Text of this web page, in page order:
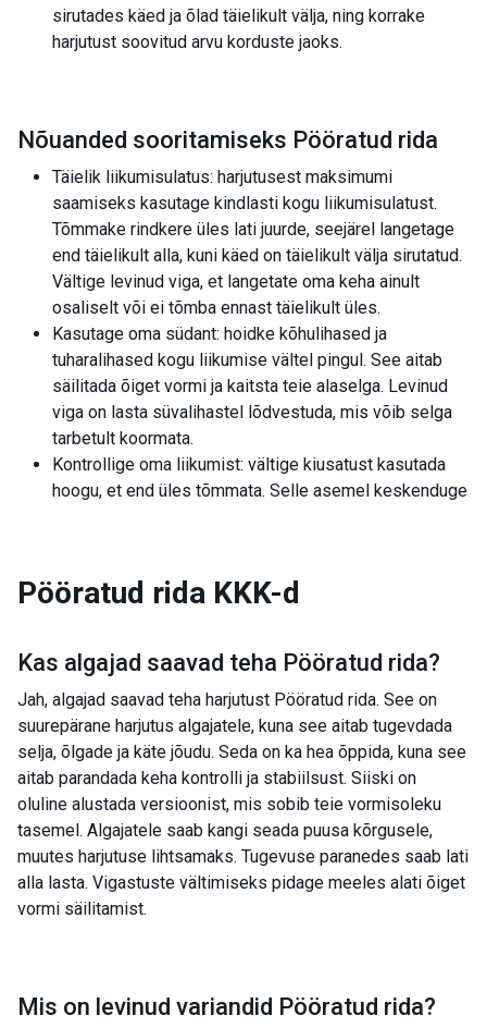
sirutades käed ja õlad täielikult välja, ning korrake
harjutust soovitud arvu korduste jaoks.
Nõuanded sooritamiseks Pööratud rida
Täielik liikumisulatus: harjutusest maksimumi
saamiseks kasutage kindlasti kogu liikumisulatust.
Tõmmake rindkere üles lati juurde, seejärel langetage
end täielikult alla, kuni käed on täielikult välja sirutatud.
Vältige levinud viga, et langetate oma keha ainult
osaliselt või ei tõmba ennast täielikult üles.
Kasutage oma südant: hoidke kõhulihased ja
tuharalihased kogu liikumise vältel pingul. See aitab
säilitada õiget vormi ja kaitsta teie alaselga. Levinud
viga on lasta süvalihastel lõdvestuda, mis võib selga
tarbetult koormata.
Kontrollige oma liikumist: vältige kiusatust kasutada
hoogu, et end üles tõmmata. Selle asemel keskenduge
Pööratud rida KKK-d
Kas algajad saavad teha Pööratud rida?
Jah, algajad saavad teha harjutust Pööratud rida. See on
suurepärane harjutus algajatele, kuna see aitab tugevdada
selja, õlgade ja käte jõudu. Seda on ka hea õppida, kuna see
aitab parandada keha kontrolli ja stabiilsust. Siiski on
oluline alustada versioonist, mis sobib teie vormisoleku
tasemel. Algajatele saab kangi seada puusa kõrgusele,
muutes harjutuse lihtsamaks. Tugevuse paranedes saab lati
alla lasta. Vigastuste vältimiseks pidage meeles alati õiget
vormi säilitamist.
Mis on levinud variandid Pööratud rida?